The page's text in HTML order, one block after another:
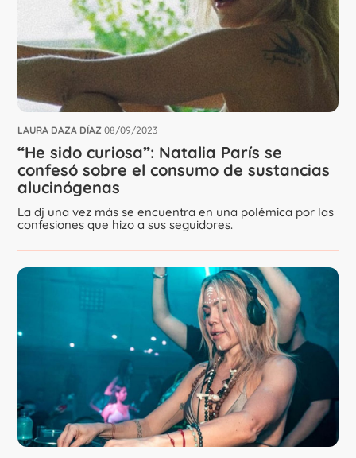
LAURA DAZA DÍAZ 08/09/2023
“He sido curiosa”: Natalia París se
confesó sobre el consumo de sustancias
alucinógenas
La dj una vez más se encuentra en una polémica por las
confesiones que hizo a sus seguidores.